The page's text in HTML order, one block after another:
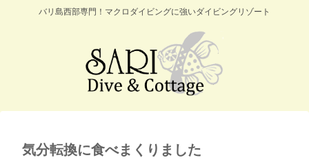
バリ島西部専門！マクロダイビングに強いダイビングリゾート
気分転換に食べまくりました